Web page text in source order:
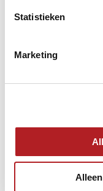
Statistieken
Marketing
Sectie Driebanden
Masters
Hoofdklasse; NK
Sectie Pool
Sectie Snooker
Reacties KNBB en